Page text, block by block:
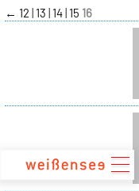
zum
Inhalt
← 12 13 14 15 16